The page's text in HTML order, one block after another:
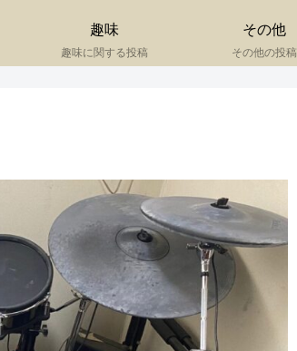
趣味
趣味に関する投稿
その他
その他の投稿